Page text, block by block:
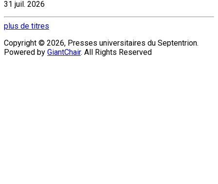
31 juil. 2026
plus de titres
Copyright © 2026, Presses universitaires du Septentrion.
Powered by GiantChair. All Rights Reserved